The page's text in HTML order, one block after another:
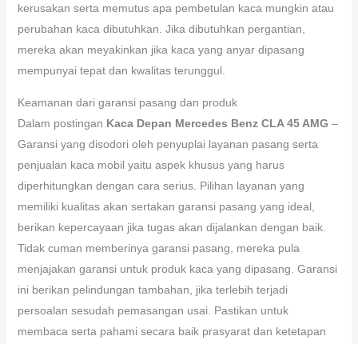
kerusakan serta memutus apa pembetulan kaca mungkin atau
perubahan kaca dibutuhkan. Jika dibutuhkan pergantian,
mereka akan meyakinkan jika kaca yang anyar dipasang
mempunyai tepat dan kwalitas terunggul.
Keamanan dari garansi pasang dan produk
Dalam postingan Kaca Depan Mercedes Benz CLA 45 AMG –
Garansi yang disodori oleh penyuplai layanan pasang serta
penjualan kaca mobil yaitu aspek khusus yang harus
diperhitungkan dengan cara serius. Pilihan layanan yang
memiliki kualitas akan sertakan garansi pasang yang ideal,
berikan kepercayaan jika tugas akan dijalankan dengan baik.
Tidak cuman memberinya garansi pasang, mereka pula
menjajakan garansi untuk produk kaca yang dipasang. Garansi
ini berikan pelindungan tambahan, jika terlebih terjadi
persoalan sesudah pemasangan usai. Pastikan untuk
membaca serta pahami secara baik prasyarat dan ketetapan